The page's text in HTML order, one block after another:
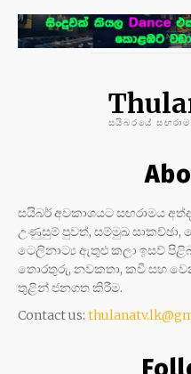
සයිබරයේ
සයිබර් අවකාශයට සඟරාමය
උණුසුම් පුවත්, සම්මුඛ සාකච්ඡා,
ටෙලිනාට්‍ය ඇතුළු කලා ඉසව්
තොරතුරු, නවකතා, කවි සහ
තුළින් ජනගත කිරීම.
Contact us: